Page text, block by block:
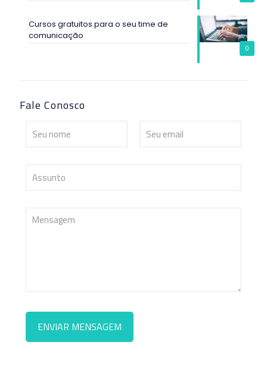
0
Cursos gratuitos para o seu time de
comunicação
Fale Conosco